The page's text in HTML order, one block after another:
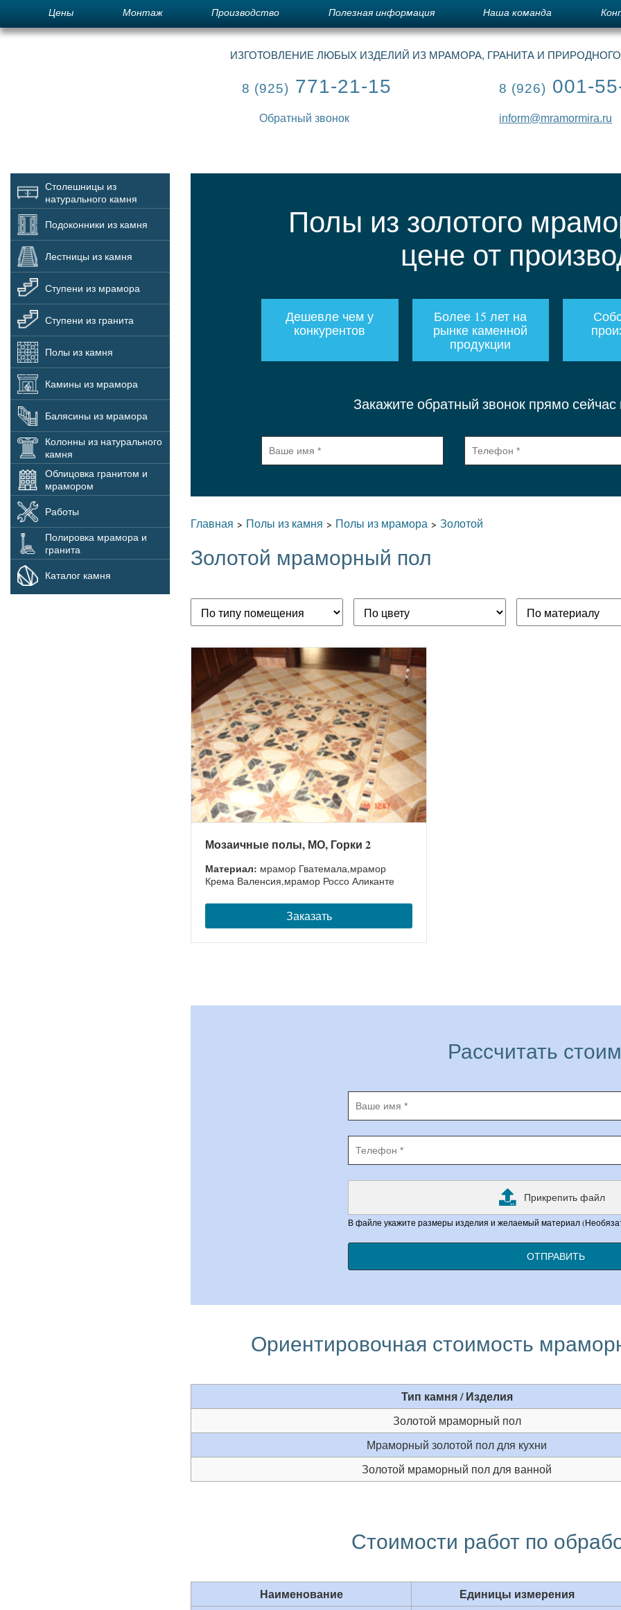
Цены Монтаж Производство Полезная информация Наша команда
ИЗГОТОВЛЕНИЕ ЛЮБЫХ ИЗДЕЛИЙ ИЗ МРАМОРА, ГРАНИТА И
8 (925) 771-21-15
Обратный звонок
8 (926) 001-
inform@mramormira.ru
Столешницы из
натурального камня
Подоконники из камня
Лестницы из камня
Ступени из мрамора
Ступени из гранита
Полы из камня
Камины из мрамора
Балясины из мрамора
Колонны из натурального
камня
Облицовка гранитом и
мрамором
Работы
Полировка мрамора и
гранита
Каталог камня
Полы из золотого
цене от
Дешевле чем у
конкурентов
Более 15 лет на
рынке каменной
продукции
Закажите обратный звонок прямо
Главная > Полы из камня > Полы из мрамора > Золотой
Золотой мраморный пол
Мозаичные полы, МО, Горки 2
Материал: мрамор Гватемала,мрамор
Крема Валенсия,мрамор Россо Аликанте
Заказать
Рассчитать
Прикрепить файл
В файле укажите размеры изделия и желаемый материал
ОТПРАВИТЬ
Ориентировочная стоимость
Тип камня / Изделия
Золотой мраморный пол
Мраморный золотой пол для кухни
Золотой мраморный пол для ванной
Стоимости работ по
Наименование Единицы измерения